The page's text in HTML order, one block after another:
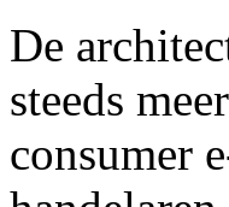
De
steeds
consumer